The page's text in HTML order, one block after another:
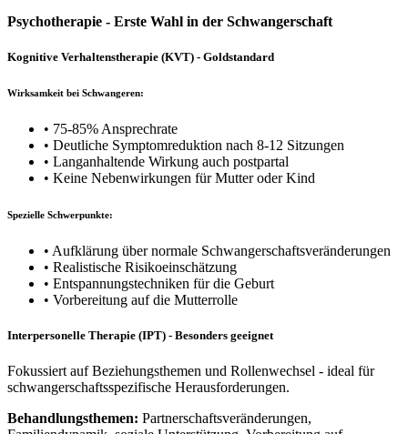
Psychotherapie - Erste Wahl in der Schwangerschaft
Kognitive Verhaltenstherapie (KVT) - Goldstandard
Wirksamkeit bei Schwangeren:
• 75-85% Ansprechrate
• Deutliche Symptomreduktion nach 8-12 Sitzungen
• Langanhaltende Wirkung auch postpartal
• Keine Nebenwirkungen für Mutter oder Kind
Spezielle Schwerpunkte:
• Aufklärung über normale Schwangerschaftsveränderungen
• Realistische Risikoeinschätzung
• Entspannungstechniken für die Geburt
• Vorbereitung auf die Mutterrolle
Interpersonelle Therapie (IPT) - Besonders geeignet
Fokussiert auf Beziehungsthemen und Rollenwechsel - ideal für
schwangerschaftsspezifische Herausforderungen.
Behandlungsthemen: Partnerschaftsveränderungen,